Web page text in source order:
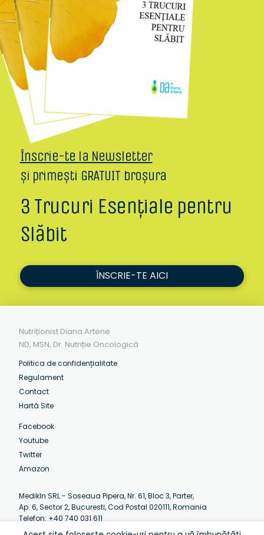
Înscrie-te la Newsletter
și primești GRATUIT broșura
3 Trucuri Esențiale pentru
Slăbit
ÎNSCRIE-TE AICI
Nutriționist Diana Artene
ND, MSN, Dr. Nutriție Oncologică
Politica de confidențialitate
Regulament
Contact
Hartă Site
Facebook
Youtube
Twitter
Amazon
MedikIn SRL - Soseaua Pipera, Nr. 61, Bloc 3, Parter,
Ap. 6, Sector 2, Bucuresti, Cod Postal 020111, Romania
Telefon: +40 740 031 611
Email: contact@artenediana.com